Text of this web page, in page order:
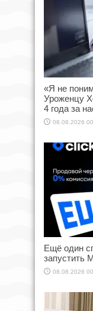
«Я не
Уроженцу
4 года за
08.08.2026
Ещё один
запустить
08.08.2026